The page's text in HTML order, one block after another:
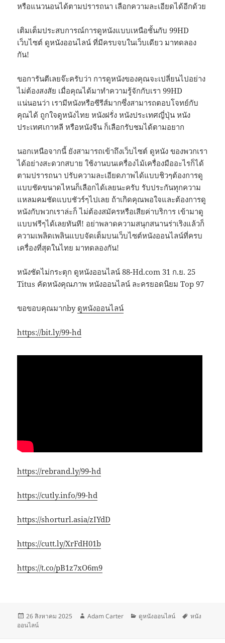
หรือแนวนอนได้ตามปรารถนา เลือกความละเอียดได้อีกด้วย
เติมเต็มประสบการณ์การดูหนังแบบเหนือชั้นกับ 99HD
เว็บไซต์ ดูหนังออนไลน์ ที่มีครบจบในเว็บเดียว มาทดลอง
กัน!
ขอการันตีเลยจ๊ะครับว่า การดูหนังของคุณจะเปลี่ยนไปอย่าง
ไม่ต้องสงสัย เมื่อคุณได้มาทำความรู้จักกับเรา 99HD
แน่นอนว่า เรามีหนังหรือซีรีส์มากซึ่งสามารถตอบโจทย์กับ
คุณได้ ถูกใจดูหนังไทย หนังฝรั่ง หนังประเทศญี่ปุ่น หนัง
ประเทศเกาหลี หรือหนังจีน ก็เลือกรับชมได้ตามอยาก
นอกเหนือจากนี้ ยังสามารถเข้าถึงเว็บไซต์ ดูหนัง ของพวกเรา
ได้อย่างสะดวกสบาย ใช้งานบนเครื่องไม้เครื่องมืออะไรก็ได้
ตามปรารถนา ปรับความละเอียดภาพได้แบบชิวๆต้องการดู
แบบชัดขนาดไหนก็เลือกได้เลยนะครับ รับประกันทุกความ
แหลมคมชัดแบบชัวร์ๆไปเลย ถ้าเกิดคุณพอใจและต้องการดู
หนังกับพวกเราล่ะก็ ไม่ต้องสมัครหรือเสียค่าบริการ เข้ามาดู
แบบฟรีๆได้เลยทันที! อย่าพลาดความสนุกสนานร่าเริงแล้วก็
ความเพลิดเพลินแบบจัดเต็มบนเว็บไซต์หนังออนไลน์ที่ครบ
เครื่องที่สุดในไทย มาทดลองกัน!
หนังชัดไม่กระตุก ดูหนังออนไลน์ 88-Hd.com 31 ก.ย. 25
Titus คัดหนังคุณภาพ หนังออนไลน์ ละครยอดนิยม Top 97
ขอขอบคุณมากby ดูหนังออนไลน์
https://bit.ly/99-hd
https://rebrand.ly/99-hd
https://cutly.info/99-hd
https://shorturl.asia/zIYdD
https://cutt.ly/XrFdH01b
https://t.co/pB1z7xO6m9
เขียน
เมื่อ
26 สิงหาคม 2025
ผู้
Adam Carter
หมวด
ดูหนังออนไลน์
ป้าย
หนัง
ออนไลน์